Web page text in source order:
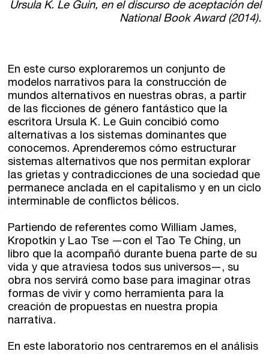
Madrid
Barcelona
Sevilla
Alicante
Murcia
Málaga
Presenciales en Madrid
En directo a través de Zoom
Talleres de escritura
Talleres presenciales ≻
Talleres por videoconferencia
Talleres online
Intensivos de verano ≻
Recreativa 26
El taller de escritura creativa
Cursos
Curso integral de narrativa
Ursula K. Le Guin, en el discurso de aceptación del
National Book Award (2014).
En este curso exploraremos un conjunto de
modelos narrativos para la construcción de
mundos alternativos en nuestras obras, a partir
de las ficciones de género fantástico que la
escritora Ursula K. Le Guin concibió como
alternativas a los sistemas dominantes que
conocemos. Aprenderemos cómo estructurar
sistemas alternativos que nos permitan explorar
las grietas y contradicciones de una sociedad que
permanece anclada en el capitalismo y en un ciclo
interminable de conflictos bélicos.
Partiendo de referentes como William James,
Kropotkin y Lao Tse —con el Tao Te Ching, un
libro que la acompañó durante buena parte de su
vida y que atraviesa todos sus universos—, su
obra nos servirá como base para imaginar otras
formas de vivir y como herramienta para la
creación de propuestas en nuestra propia
narrativa.
En este laboratorio nos centraremos en el análisis